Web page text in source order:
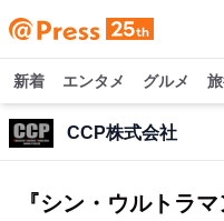
新着 エンタメ グルメ
CCP株式会社
『シン・ウルトラ